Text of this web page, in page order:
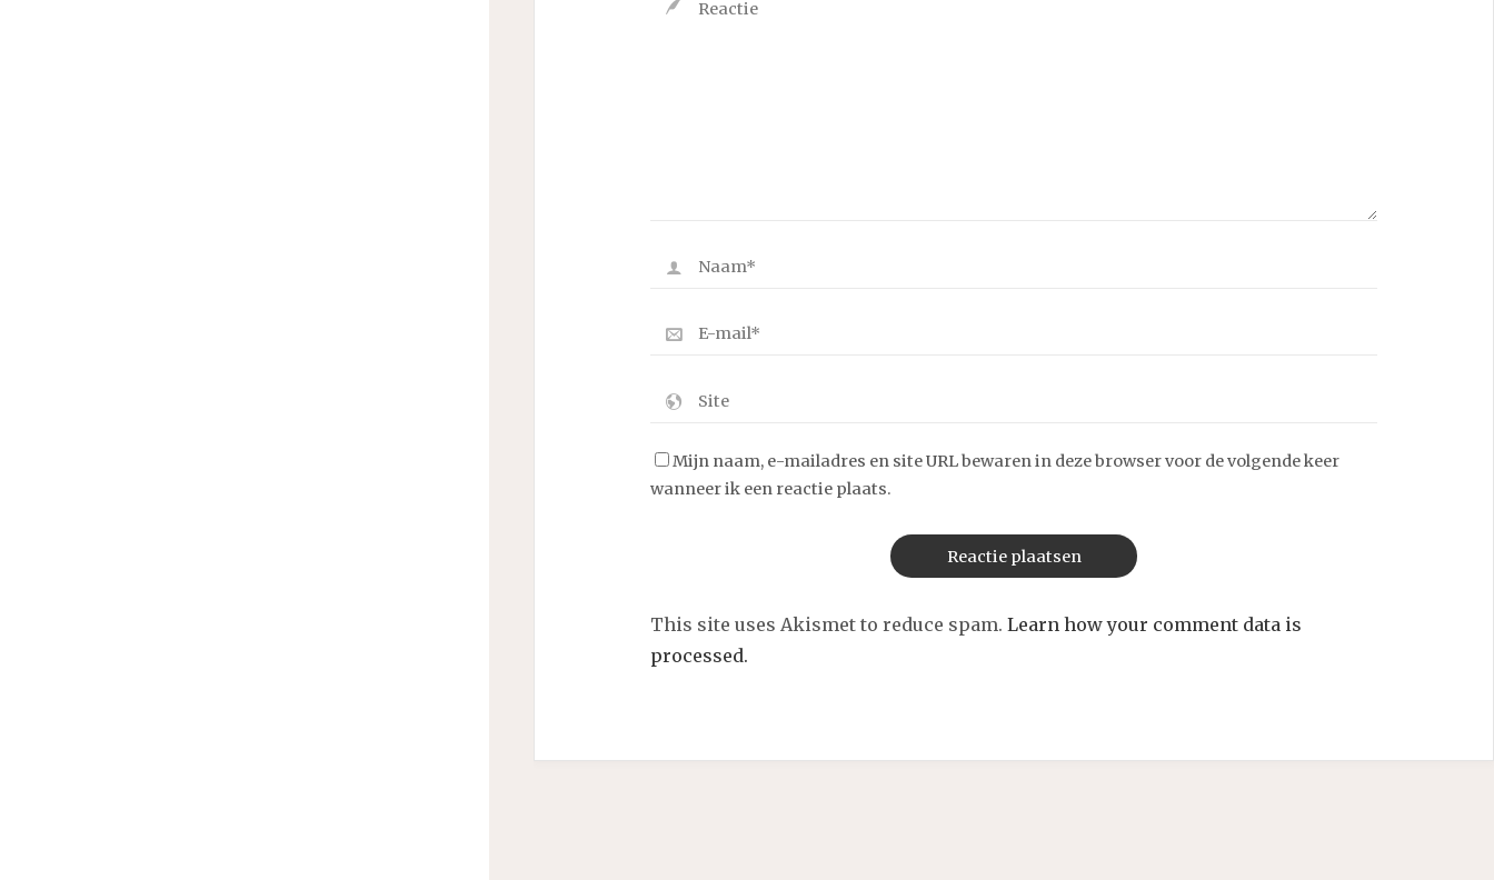
Mijn naam, e-mailadres en site URL bewaren in deze browser voor de volgende keer
wanneer ik een reactie plaats.
This site uses Akismet to reduce spam. Learn how your comment data is
processed.